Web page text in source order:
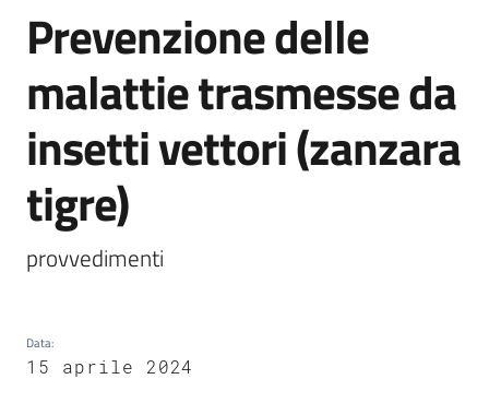
Vivere
Casalfiumanese
Servizi
on-
Salta al contenuto
Prevenzione delle
malattie trasmesse da
insetti vettori (zanzara
tigre)
provvedimenti
Data:
15 aprile 2024